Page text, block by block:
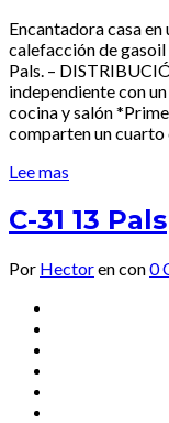
Encantadora casa
calefacción de
Pals. –
independiente con
cocina y salón
comparten un cuarto
Lee mas
C-31 13 Pals
Por Hectorencon0